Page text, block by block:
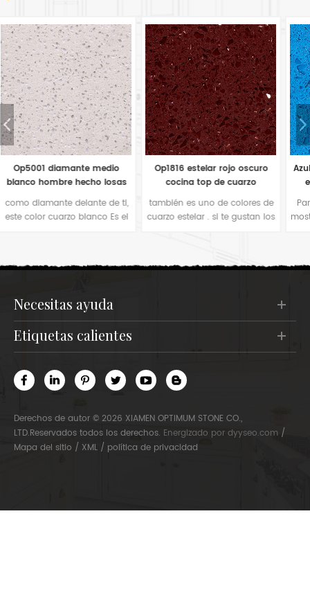
Op1816 estelar rojo oscuro
cocina top de cuarzo
también es uno de colores de
cuarzo estelar . si te gustan los
sería su buena opción. El
utiliza principalmente en
azulejos de bar o en pisos de
hoteles.
Azulejos de cuarzo azul claro
estelar op1813 de China
Para muchos fabricantes de
mostradores, también prefieren
simple color cómodo cuando
necesitas ayuda
etiquetas calientes
Derechos de autor © 2026 XIAMEN OPTIMUM STONE CO.,
LTD.Reservados todos los derechos. Energizado por dyyseo.com /
Mapa del sitio / XML / política de privacidad